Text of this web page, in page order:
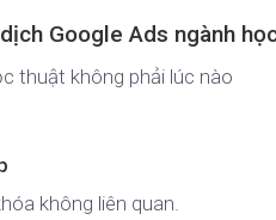
Google Ads ngành
thuật không phải lúc nào
không liên quan.